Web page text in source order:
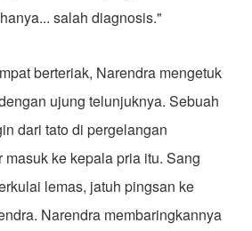
salah diagnosis."
berteriak, Narendra mengetuk
ujung telunjuknya. Sebuah
dari tato di pergelangan
ke kepala pria itu. Sang
lemas, jatuh pingsan ke
Narendra membaringkannya